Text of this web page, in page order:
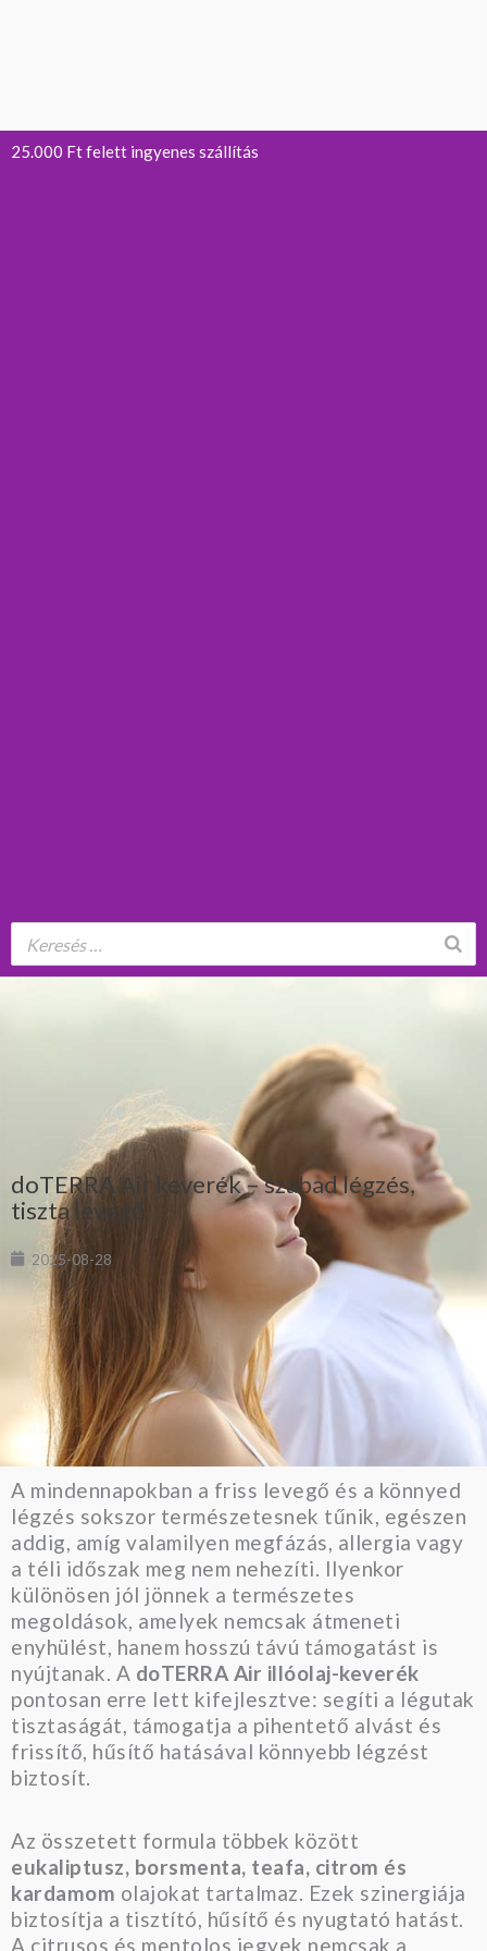
25.000 Ft felett ingyenes szállítás
doTERRA Air keverék – szabad légzés,
tiszta levegő
2025-08-28
A mindennapokban a friss levegő és a könnyed
légzés sokszor természetesnek tűnik, egészen
addig, amíg valamilyen megfázás, allergia vagy
a téli időszak meg nem nehezíti. Ilyenkor
különösen jól jönnek a természetes
megoldások, amelyek nemcsak átmeneti
enyhülést, hanem hosszú távú támogatást is
nyújtanak. A doTERRA Air illóolaj-keverék
pontosan erre lett kifejlesztve: segíti a légutak
tisztaságát, támogatja a pihentető alvást és
frissítő, hűsítő hatásával könnyebb légzést
biztosít.
Az összetett formula többek között
eukaliptusz, borsmenta, teafa, citrom és
kardamom olajokat tartalmaz. Ezek szinergiája
biztosítja a tisztító, hűsítő és nyugtató hatást.
A citrusos és mentolos jegyek nemcsak a